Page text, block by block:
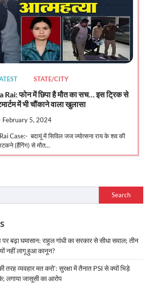
STATE/CITY
Rai: फोन में छिपा है मौत का सच… इस ट्रिक से
में भी चौंकाने वाला खुलासा
February 5, 2024
Case:- बदायूं में सिविल जज ज्योत्सना राय के शव की
लटकने (हैंगिंग) से मौत…
Search
बढ़ा घमासान: राहुल गांधी का सरकार से सीधा सवाल; तीन
नहीं लागू हुआ कानून?
तरह व्यवहार मत करो’: सुरक्षा में तैनात PSI से क्यों भिड़े
लगाया जासूसी का आरोप